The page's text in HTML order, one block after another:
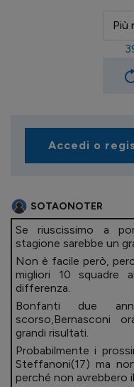
Accedi o
SOTAONOTER
Se riuscissimo a
stagione sarebbe un
Non è facile però,
migliori 10
differenza.
Bonfanti due
scorso,Bernasconi
grandi risultati.
Probabilmente i
Steffanoni(17) ma
perché non avrebbero il